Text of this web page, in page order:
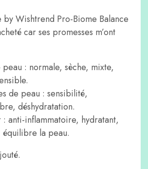
by Wishtrend Pro-Biome Balance
car ses promesses m’ont
peau : normale, sèche, mixte,
de peau : sensibilité,
déshydratation.
: anti-inflammatoire, hydratant,
équilibre la peau.